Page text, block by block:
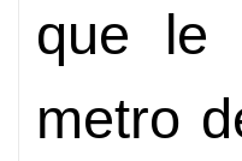
que le
metro